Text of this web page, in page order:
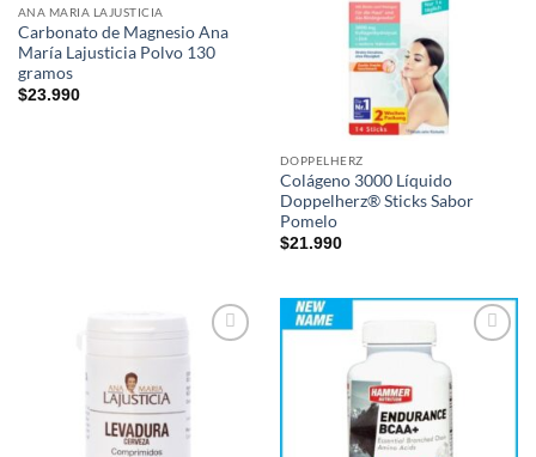
ANA MARIA LAJUSTICIA
Carbonato de Magnesio Ana
María Lajusticia Polvo 130
gramos
$23.990
DOPPELHERZ
Colágeno 3000 Líquido
Doppelherz® Sticks Sabor
Pomelo
$21.990